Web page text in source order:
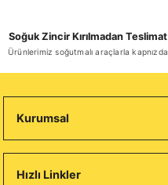
Soğuk Zincir Kırılmadan Teslimat
Ürünlerimiz soğutmalı araçlarla kapnızda
Kurumsal
Hızlı Linkler